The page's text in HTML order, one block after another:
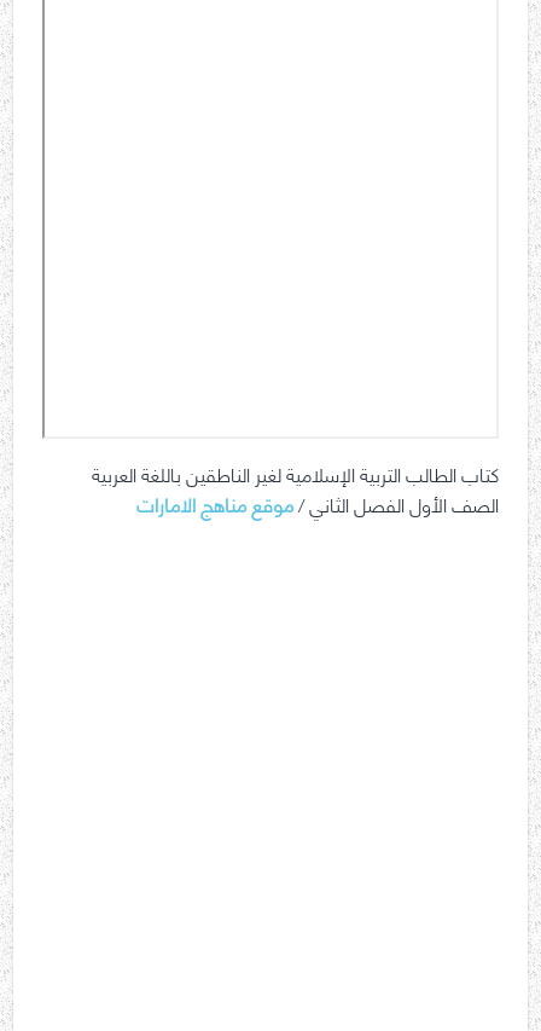
كتاب الطالب التربية الإسلامية لغير الناطقين باللغة العربية
الصف الأول الفصل الثاني /موقع مناهج الامارات